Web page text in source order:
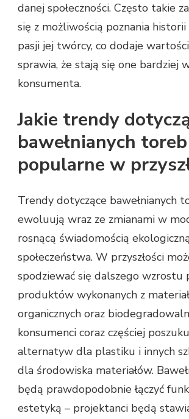
danej społeczności. Często takie
się z możliwością poznania
pasji jej twórcy, co dodaje
sprawia, że stają się one bardziej
konsumenta.
Jakie trendy
bawełnianych
popularne w
Trendy dotyczące bawełnianych
ewoluują wraz ze zmianami w
rosnącą świadomością
społeczeństwa. W przyszłości
spodziewać się dalszego wzrostu
produktów wykonanych z
organicznych oraz
konsumenci coraz częściej
alternatyw dla plastiku i innych
dla środowiska materiałów.
będą prawdopodobnie łączyć
estetyką – projektanci będą